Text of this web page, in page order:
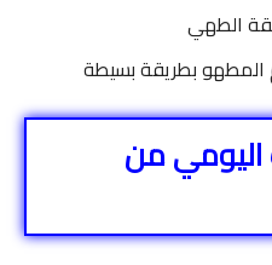
الطهي
المطهو بطريقة بسيطة
اليومي من